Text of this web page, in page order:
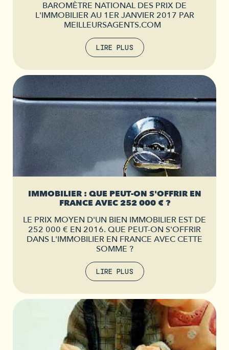
BAROMÈTRE NATIONAL DES PRIX DE
L'IMMOBILIER AU 1ER JANVIER 2017 PAR
MEILLEURSAGENTS.COM
LIRE PLUS
IMMOBILIER : QUE PEUT-ON S'OFFRIR EN
FRANCE AVEC 252 000 € ?
LE PRIX MOYEN D'UN BIEN IMMOBILIER EST DE
252 000 € EN 2016. QUE PEUT-ON S'OFFRIR
DANS L'IMMOBILIER EN FRANCE AVEC CETTE
SOMME ?
LIRE PLUS